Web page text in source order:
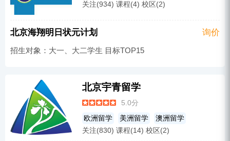
关注(934) 课程(4) 校区(2)
北京海翔明日状元计划 询价
招生对象：大一、大二学生 目标TOP15
北京宇青留学
5.0分
欧洲留学 美洲留学
澳洲留学
亚洲留学
关注(830) 课程(14) 校区(2)